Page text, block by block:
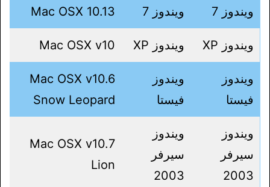
ويندوز 7 ويندوز 7 Mac OSX 10.13
ويندوز XP ويندوز XP Mac OSX v10
ويندوز
فيستا
ويندوز
فيستا
Mac OSX v10.6
Snow Leopard
ويندوز
سيرفر
2003
ويندوز
سيرفر
2003
Mac OSX v10.7
Lion